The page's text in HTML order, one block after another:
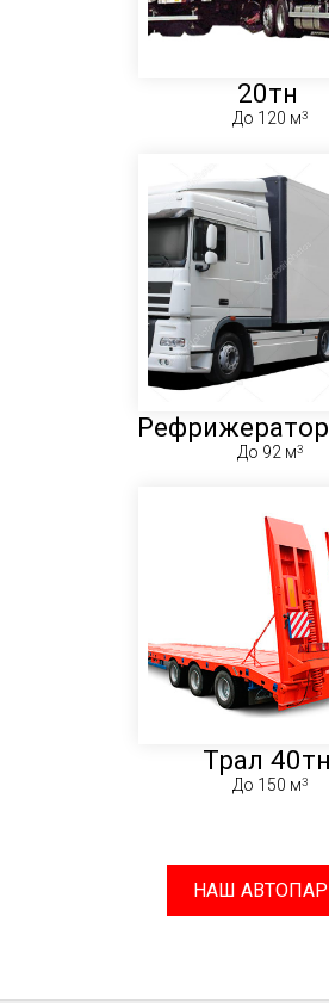
20тн
До 120 м
До 92 м
Трал 40тн
До 150 м
НАШ